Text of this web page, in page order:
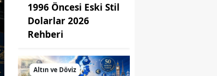
1996 Öncesi Eski Stil
Dolarlar 2026
Rehberi
Altın ve Döviz